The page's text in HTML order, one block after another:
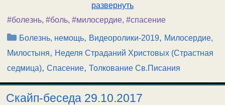
развернуть
#болезнь, #боль, #милосердие, #спасение
Рубрики
Болезнь, немощь, Видеоролики-2019, Милосердие,
Милостыня, Неделя Страданий Христовых (Страстная
седмица), Спасение, Толкование Св.Писания
Скайп-беседа 29.10.2017